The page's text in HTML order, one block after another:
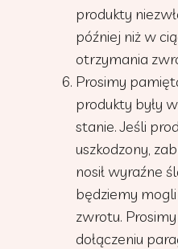
produkty
później niż w
otrzymania
Prosimy
produkty były
stanie. Jeśli
uszkodzony,
nosił wyraźne
będziemy
zwrotu.
dołączeniu